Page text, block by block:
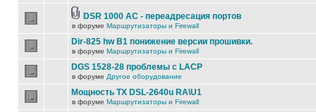
DSR 1000 AC - переадресация портов
в форуме Маршрутизаторы и Firewall
Dir-825 hw B1 понижение версии прошивки.
в форуме Маршрутизаторы и Firewall
DGS 1528-28 проблемы с LACP
в форуме Другое оборудование
Мощность TX DSL-2640u RA\U1
в форуме Маршрутизаторы и Firewall